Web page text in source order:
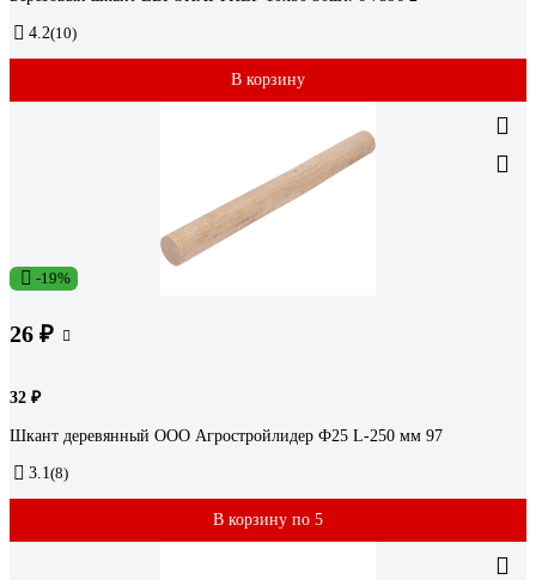
4.2(10)
В корзину
-19%
26 ₽
32 ₽
Шкант деревянный ООО Агростройлидер Ф25 L-250 мм 97
3.1(8)
В корзину по 5